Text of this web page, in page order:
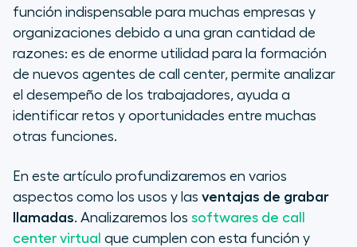
Grabación de llamadas: usos y
beneficios
Qué debe ofrecer un software
para grabar llamadas
Consideraciones legales en la
grabación de llamadas
función indispensable para muchas empresas y
organizaciones debido a una gran cantidad de
razones: es de enorme utilidad para la formación
de nuevos agentes de call center, permite analizar
el desempeño de los trabajadores, ayuda a
identificar retos y oportunidades entre muchas
otras funciones.
En este artículo profundizaremos en varios
aspectos como los usos y las ventajas de grabar
llamadas. Analizaremos los softwares de call
center virtual que cumplen con esta función y